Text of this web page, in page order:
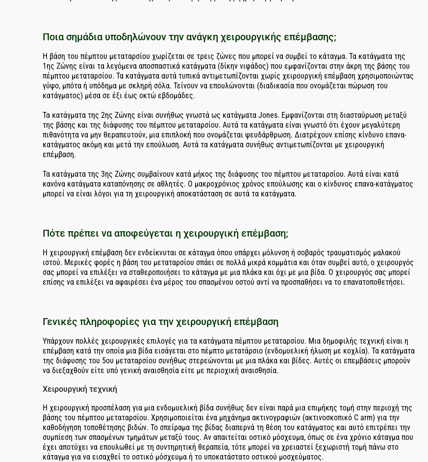
Ποια σημάδια υποδηλώνουν την ανάγκη χειρουργικής επέμβασης;
Η βάση του πέμπτου μεταταρσίου χωρίζεται σε τρεις ζώνες που μπορεί να συμβεί το κάταγμα. Τα κατάγματα της
1ης Ζώνης είναι τα λεγόμενα αποσπαστικά κατάγματα (δίκην νιφάδος) που εμφανίζονται στην άκρη της βάσης του
πέμπτου μεταταρσίου. Τα κατάγματα αυτά τυπικά αντιμετωπίζονται χωρίς χειρουργική επέμβαση χρησιμοποιώντας
γύψο, μπότα ή υπόδημα με σκληρή σόλα. Τείνουν να επουλώνονται (διαδικασία που ονομάζεται πώρωση του
κατάγματος) μέσα σε έξι έως οκτώ εβδομάδες.
Τα κατάγματα της 2ης Ζώνης είναι συνήθως γνωστά ως κατάγματα Jones. Εμφανίζονται στη διασταύρωση μεταξύ
της βάσης και της διάφυσης του πέμπτου μεταταρσίου. Αυτά τα κατάγματα είναι γνωστό ότι έχουν μεγαλύτερη
πιθανότητα να μην θεραπευτούν, μια επιπλοκή που ονομάζεται ψευδάρθρωση. Διατρέχουν επίσης κίνδυνο επανα-
κατάγματος ακόμη και μετά την επούλωση. Αυτά τα κατάγματα συνήθως αντιμετωπίζονται με χειρουργική
επέμβαση.
Τα κατάγματα της 3ης Ζώνης συμβαίνουν κατά μήκος της διάφυσης του πέμπτου μεταταρσίου. Αυτά είναι κατά
κανόνα κατάγματα καταπόνησης σε αθλητές. Ο μακροχρόνιος χρόνος επούλωσης και ο κίνδυνος επανα-κατάγματος
μπορεί να είναι λόγοι για τη χειρουργική αποκατάσταση σε αυτά τα κατάγματα.
Πότε πρέπει να αποφεύγεται η χειρουργική επέμβαση;
Η χειρουργική επέμβαση δεν ενδείκνυται σε κάταγμα όπου υπάρχει μόλυνση ή σοβαρός τραυματισμός μαλακού
ιστού. Μερικές φορές η βάση του μεταταρσίου σπάει σε πολλά μικρά κομμάτια και όταν συμβεί αυτό, ο χειρουργός
σας μπορεί να επιλέξει να σταθεροποιήσει το κάταγμα με μια πλάκα και όχι με μια βίδα. Ο χειρουργός σας μπορεί
επίσης να επιλέξει να αφαιρέσει ένα μέρος του σπασμένου οστού αντί να προσπαθήσει να το επανατοποθετήσει.
Γενικές πληροφορίες για την χειρουργική επέμβαση
Υπάρχουν πολλές χειρουργικές επιλογές για τα κατάγματα πέμπτου μεταταρσίου. Μια δημοφιλής τεχνική είναι η
επέμβαση κατά την οποία μια βίδα εισάγεται στο πέμπτο μετατάρσιο (ενδομυελική ήλωση με κοχλία). Τα κατάγματα
της διάφυσης του 5ου μεταταρσίου συνήθως στερεώνονται με μια πλάκα και βίδες. Αυτές οι επεμβάσεις μπορούν
να διεξαχθούν είτε υπό γενική αναισθησία είτε με περιοχική αναισθησία.
Χειρουργική τεχνική
Η χειρουργική προσπέλαση για μια ενδομυελική βίδα συνήθως δεν είναι παρά μια επιμήκης τομή στην περιοχή της
βάσης του πέμπτου μεταταρσίου. Χρησιμοποιείται ένα μηχάνημα ακτινογραφιών (ακτινοσκοπικό C arm) για την
καθοδήγηση τοποθέτησης βιδών. Το σπείραμα της βίδας διαπερνά τη θέση του κατάγματος και αυτό επιτρέπει την
συμπίεση των σπασμένων τμημάτων μεταξύ τους. Αν απαιτείται οστικό μόσχευμα, όπως σε ένα χρόνιο κάταγμα που
έχει αποτύχει να επουλωθεί με τη συντηρητική θεραπεία, τότε μπορεί να χρειαστεί ξεχωριστή τομή πάνω στο
κάταγμα για να εισαχθεί το οστικό μόσχευμα ή το υποκατάστατο οστικού μοσχεύματος.